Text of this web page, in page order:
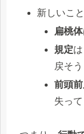
新しいこ
扁桃体
規定
戻そう
前頭
失って